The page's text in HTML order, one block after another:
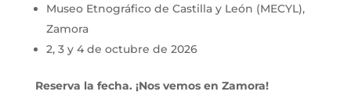
Museo Etnográfico de Castilla y León (MECYL),
Zamora
2, 3 y 4 de octubre de 2026
Reserva la fecha. ¡Nos vemos en Zamora!